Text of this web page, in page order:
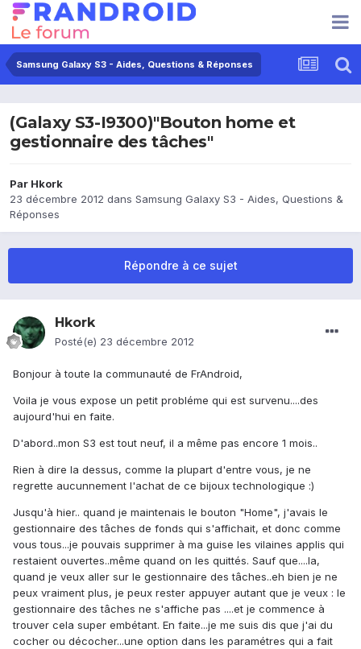
Samsung Galaxy S3 - Aides, Questions & Réponses
(Galaxy S3-I9300)"Bouton home et
gestionnaire des tâches"
Par Hkork
23 décembre 2012 dans Samsung Galaxy S3 - Aides, Questions &
Réponses
Répondre à ce sujet
Hkork
Posté(e) 23 décembre 2012
Bonjour à toute la communauté de FrAndroid,
Voila je vous expose un petit probléme qui est survenu....des
aujourd'hui en faite.
D'abord..mon S3 est tout neuf, il a même pas encore 1 mois..
Rien à dire la dessus, comme la plupart d'entre vous, je ne
regrette aucunnement l'achat de ce bijoux technologique :)
Jusqu'à hier.. quand je maintenais le bouton "Home", j'avais le
gestionnaire des tâches de fonds qui s'affichait, et donc comme
vous tous...je pouvais supprimer à ma guise les vilaines applis qui
restaient ouvertes..même quand on les quittés. Sauf que....la,
quand je veux aller sur le gestionnaire des tâches..eh bien je ne
peux vraiment plus, je peux rester appuyer autant que je veux : le
gestionnaire des tâches ne s'affiche pas ....et je commence à
trouver cela super embétant. En faite...je me suis dis que j'ai du
cocher ou décocher...une option dans les paramétres qui a fait